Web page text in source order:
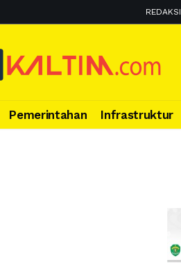
REDAKSI
Pemerintahan Infrastruktur